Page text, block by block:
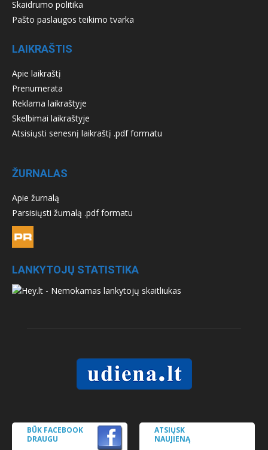
Skaidrumo politika
Pašto paslaugos teikimo tvarka
LAIKRAŠTIS
Apie laikraštį
Prenumerata
Reklama laikraštyje
Skelbimai laikraštyje
Atsisiųsti senesnį laikraštį .pdf formatu
ŽURNALAS
Apie žurnalą
Parsisiųsti žurnalą .pdf formatu
LANKYTOJŲ STATISTIKA
BŪK FACEBOOK
DRAUGU
ATSIŲSK
NAUJIENĄ